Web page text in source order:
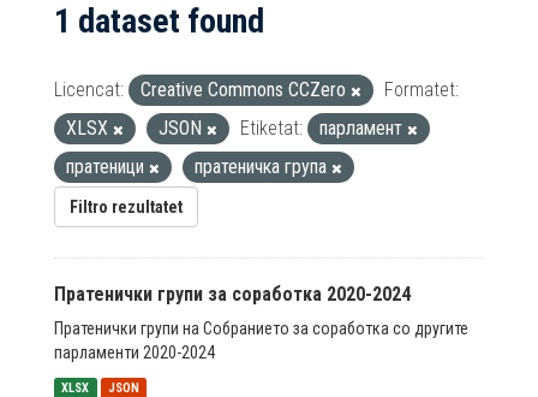
1 dataset found
Licencat: Creative Commons CCZero
Formatet:
XLSX
JSON Etiketat:
парламент
пратеници
пратеничка група
Filtro rezultatet
Пратенички групи за соработка 2020-2024
Пратенички групи на Собранието за соработка со другите
парламенти 2020-2024
XLSX JSON